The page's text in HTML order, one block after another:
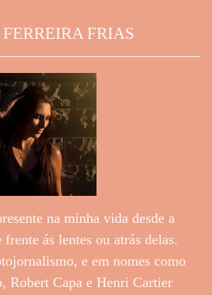
FRIAS
na minha vida desde a
ás lentes ou atrás delas.
e em nomes como
Robert Capa e Henri Cartier